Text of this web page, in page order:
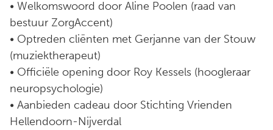
• Welkomswoord door Aline Poolen (raad van
bestuur ZorgAccent)
• Optreden cliënten met Gerjanne van der Stouw
(muziektherapeut)
• Officiële opening door Roy Kessels (hoogleraar
neuropsychologie)
• Aanbieden cadeau door Stichting Vrienden
Hellendoorn-Nijverdal